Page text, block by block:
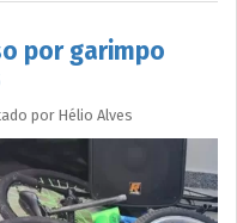
por garimpo
porHélio Alves